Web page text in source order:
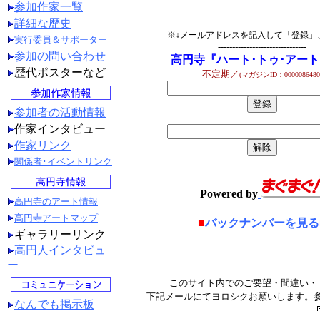
参加作家一覧
詳細な歴史
実行委員＆サポーター
参加の問い合わせ
歴代ポスターなど
参加者の活動情報
作家インタビュー
作家リンク
関係者･イベントリンク
高円寺のアート情報
高円寺アートマップ
ギャラリーリンク
高円人インタビュ
ー
なんでも掲示板
※↓メールアドレスを記入して「登録
-------------------------------
高円寺『ハート･トゥ･アー
不定期／(マガジンID：
Powered by
■バックナンバーを見る
このサイト内でのご要望・間違い
下記メールにてヨロシクお願いします。